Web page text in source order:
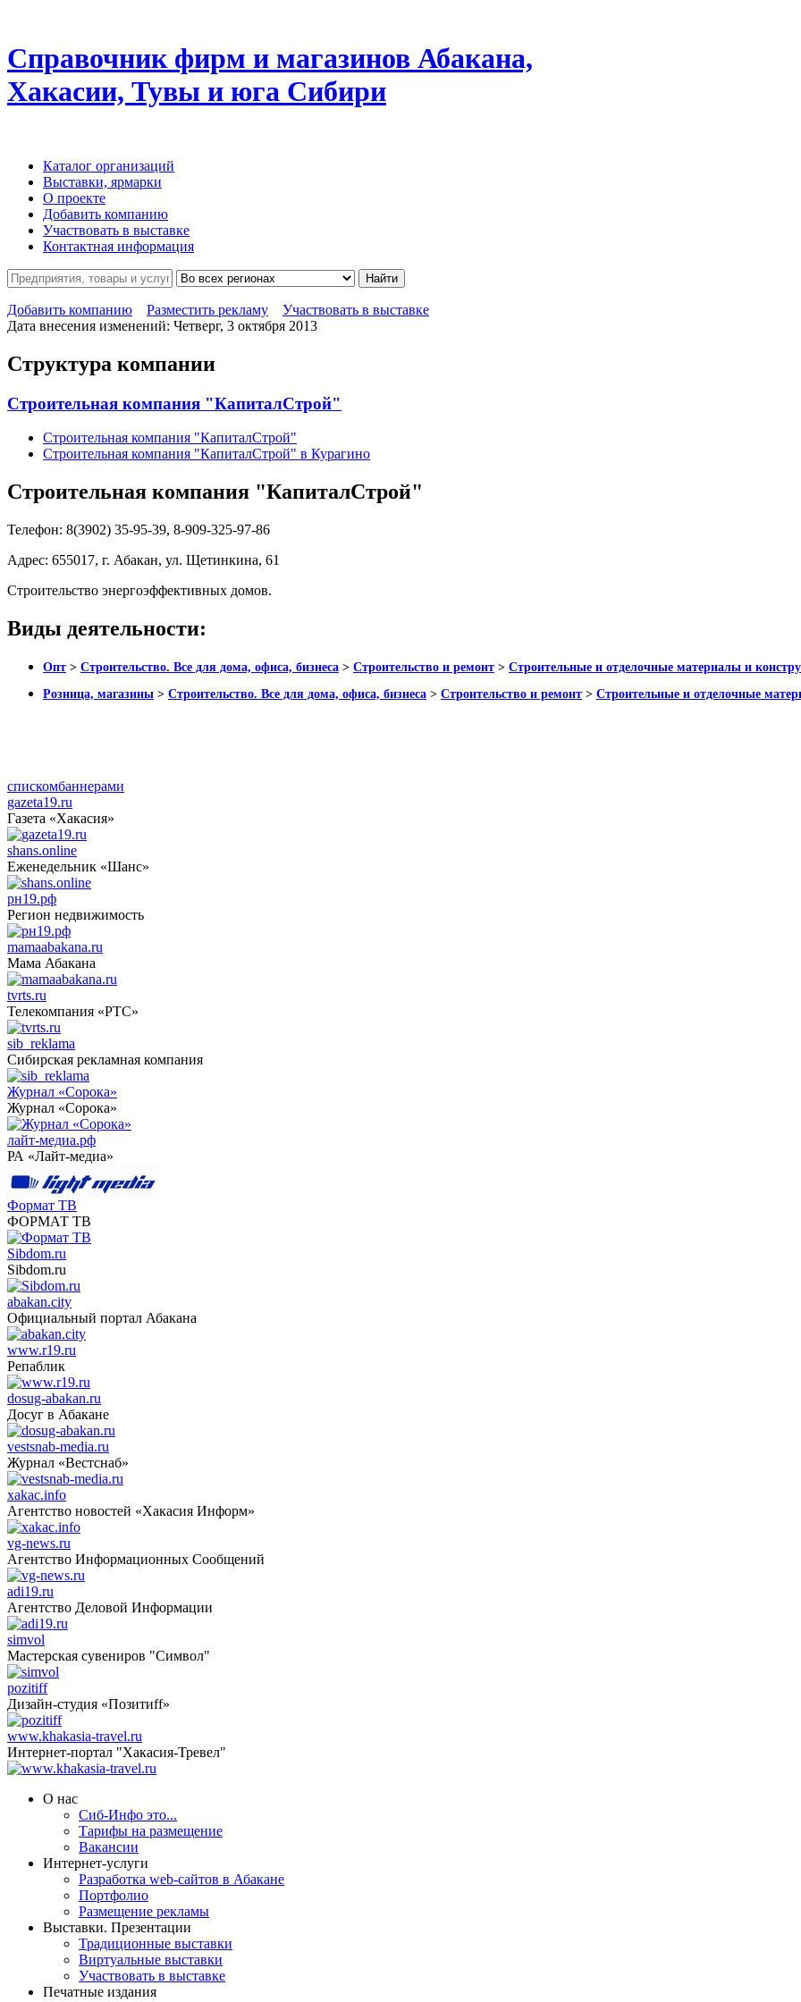
Справочник фирм и магазинов Абакана,
Хакасии, Тувы и юга Сибири
Каталог организаций
Выставки, ярмарки
О проекте
Добавить компанию
Участвовать в выставке
Контактная информация
Найти
Добавить компанию Разместить рекламу
Участвовать в выставке
Дата внесения изменений: Четверг, 3 октября 2013
Структура компании
Строительная компания "КапиталСтрой"
Строительная компания "КапиталСтрой"
Строительная компания "КапиталСтрой" в Курагино
Строительная компания "КапиталСтрой"
Телефон: 8(3902) 35-95-39, 8-909-325-97-86
Адрес: 655017, г. Абакан, ул. Щетинкина, 61
Строительство энергоэффективных домов.
Виды деятельности:
Опт > Строительство. Все для дома, офиса, бизнеса > Строительство и ремонт > Строительные и отделочные материалы и
Розница, магазины > Строительство. Все для дома, офиса, бизнеса > Строительство и ремонт > Строительные и отделочные
спискомбаннерами
gazeta19.ru
Газета «Хакасия»
shans.online
Еженедельник «Шанс»
рн19.рф
Регион недвижимость
mamaabakana.ru
Мама Абакана
tvrts.ru
Телекомпания «РТС»
sib_reklama
Сибирская рекламная компания
Журнал «Сорока»
Журнал «Сорока»
лайт-медиа.рф
РА «Лайт-медиа»
Формат ТВ
ФОРМАТ ТВ
Sibdom.ru
Sibdom.ru
abakan.city
Официальный портал Абакана
www.r19.ru
Репаблик
dosug-abakan.ru
Досуг в Абакане
vestsnab-media.ru
Журнал «Вестснаб»
xakac.info
Агентство новостей «Хакасия Информ»
vg-news.ru
Агентство Информационных Сообщений
adi19.ru
Агентство Деловой Информации
simvol
Мастерская сувениров "Символ"
pozitiff
Дизайн-студия «Позитиff»
www.khakasia-travel.ru
Интернет-портал "Хакасия-Тревел"
О нас
Сиб-Инфо это...
Тарифы на размещение
Вакансии
Интернет-услуги
Разработка web-сайтов в Абакане
Портфолио
Размещение рекламы
Выставки. Презентации
Традиционные выставки
Виртуальные выставки
Участвовать в выставке
Печатные издания